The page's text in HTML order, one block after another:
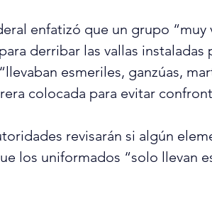
enfatizó que un grupo
derribar las vallas
esmeriles, ganzúas,
colocada para evitar
revisarán si algún
los uniformados “solo llevan